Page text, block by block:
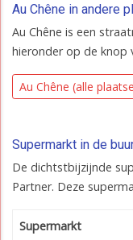
Au Chêne in andere
Au Chêne is een
hieronder op de knop
Au Chêne (alle
Supermarkt in de
De dichtstbijzijnde
Partner. Deze
Supermarkt